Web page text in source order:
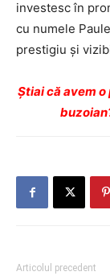
investesc în
cu numele
prestigiu și
Ştiai că avem
Articolul precedent